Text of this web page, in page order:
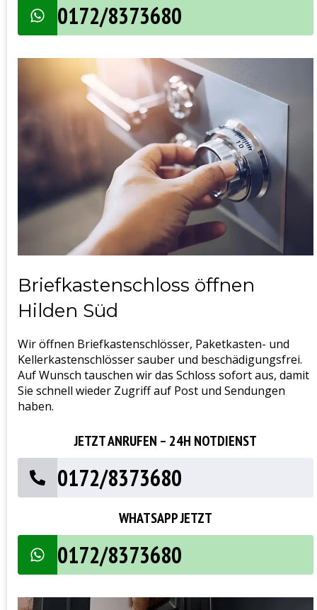
0172/8373680
Briefkastenschloss öffnen
Hilden Süd
Wir öffnen Briefkastenschlösser, Paketkasten- und
Kellerkastenschlösser sauber und beschädigungsfrei.
Auf Wunsch tauschen wir das Schloss sofort aus, damit
Sie schnell wieder Zugriff auf Post und Sendungen
haben.
JETZT ANRUFEN – 24H NOTDIENST
0172/8373680
WHATSAPP JETZT
0172/8373680